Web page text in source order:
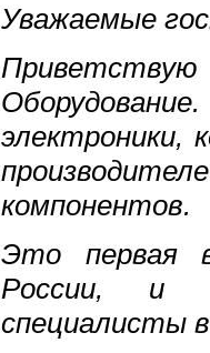
Уважаемые
электроники,
компонентов.
Это первая
России, и
специалисты